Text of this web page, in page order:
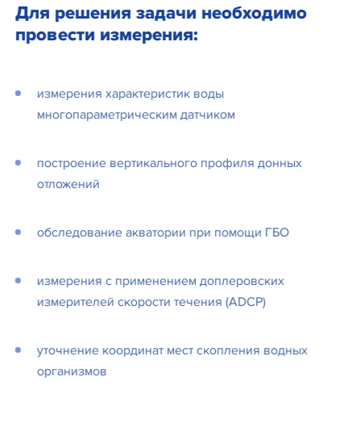
Для решения задачи необходимо
провести измерения:
измерения характеристик воды
многопараметрическим датчиком
построение вертикального профиля донных
отложений
обследование акватории при помощи ГБО
измерения с применением доплеровских
измерителей скорости течения (ADCP)
уточнение координат мест скопления водных
организмов